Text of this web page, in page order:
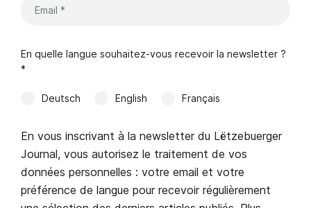
En quelle langue souhaitez-vous recevoir la newsletter ?
*
Deutsch English Français
En vous inscrivant à la newsletter du Lëtzebuerger
Journal, vous autorisez le traitement de vos
données personnelles : votre email et votre
préférence de langue pour recevoir régulièrement